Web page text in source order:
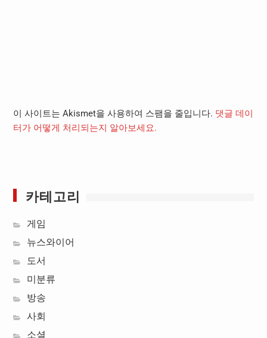
이 사이트는 Akismet을 사용하여 스팸을 줄입니다. 댓글 데이
터가 어떻게 처리되는지 알아보세요.
카테고리
게임
뉴스와이어
도서
미분류
방송
사회
소셜